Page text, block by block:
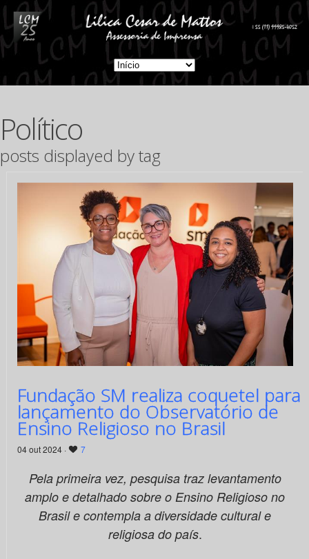
Político
posts displayed by tag
Fundação SM realiza coquetel para
lançamento do Observatório de
Ensino Religioso no Brasil
04 out 2024 · 7
Pela primeira vez, pesquisa traz levantamento
amplo e detalhado sobre o Ensino Religioso no
Brasil e contempla a diversidade cultural e
religiosa do país.